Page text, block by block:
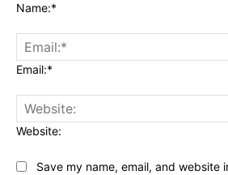
Name:*
Email:*
Website:
Save my name, email, and website